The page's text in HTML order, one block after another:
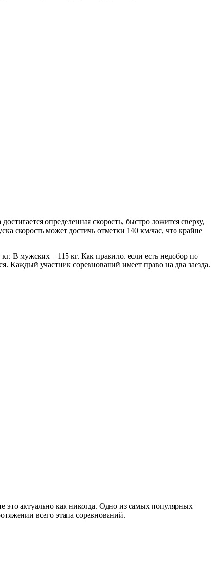
определенная скорость, быстро ложится сверху,
скорость может достичь отметки 140 км/час, что крайне
В мужских – 115 кг. Как правило, если есть недобор по
Каждый участник соревнований имеет право на два заезда.
это актуально как никогда. Одно из самых популярных
всего этапа соревнований.